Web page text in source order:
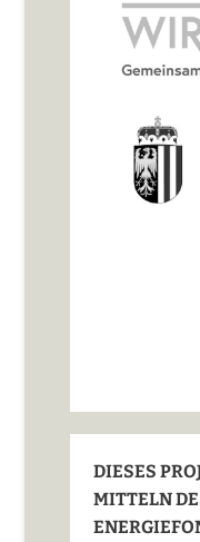
DIESES
MITTELN